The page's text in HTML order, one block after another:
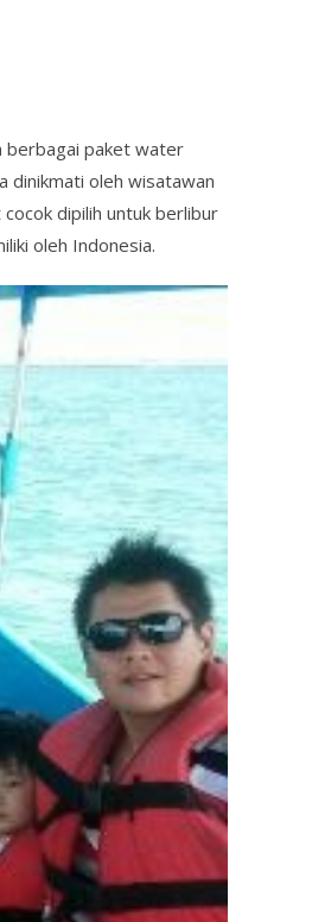
berbagai paket water
dinikmati oleh wisatawan
dipilih untuk berlibur
oleh Indonesia.